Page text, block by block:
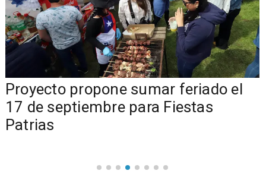
Proyecto propone sumar feriado el
17 de septiembre para Fiestas
Patrias